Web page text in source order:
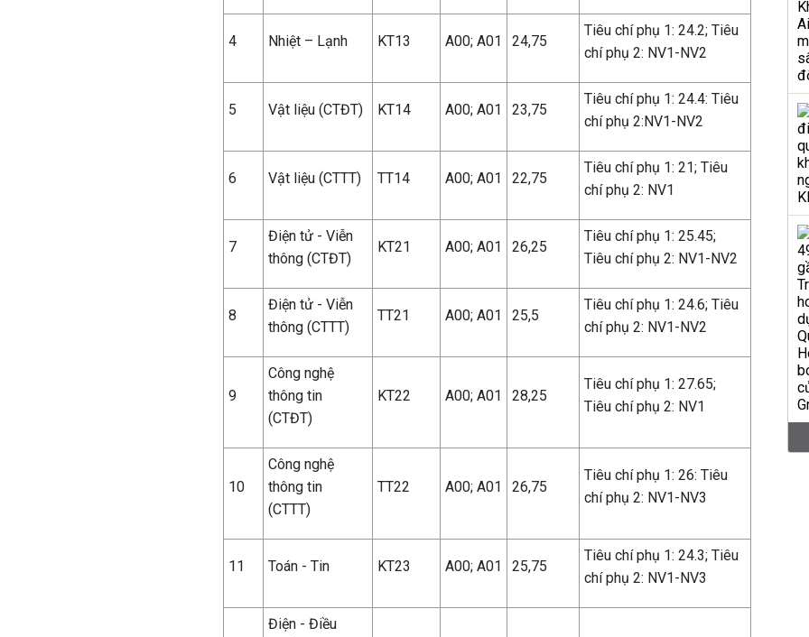
4 Nhiệt – Lạnh KT13 A00; A01 24,75
Tiêu chí phụ 1: 24.2; Tiêu
chí phụ 2: NV1-NV2
5 Vật liệu (CTĐT) KT14 A00; A01 23,75
Tiêu chí phụ 1: 24.4: Tiêu
chí phụ 2:NV1-NV2
6 Vật liệu (CTTT) TT14 A00; A01 22,75
Tiêu chí phụ 1: 21; Tiêu
chí phụ 2: NV1
7
Điện tử - Viễn
thông (CTĐT)
KT21 A00; A01 26,25
Tiêu chí phụ 1: 25.45;
Tiêu chí phụ 2: NV1-NV2
8
Điện tử - Viễn
thông (CTTT)
TT21 A00; A01 25,5
Tiêu chí phụ 1: 24.6; Tiêu
chí phụ 2: NV1-NV2
9
Công nghệ
thông tin
(CTĐT)
KT22 A00; A01 28,25
Tiêu chí phụ 1: 27.65;
Tiêu chí phụ 2: NV1
10
Công nghệ
thông tin
(CTTT)
TT22 A00; A01 26,75
Tiêu chí phụ 1: 26: Tiêu
chí phụ 2: NV1-NV3
11 Toán - Tin KT23 A00; A01 25,75
Tiêu chí phụ 1: 24.3; Tiêu
chí phụ 2: NV1-NV3
Điện - Điều